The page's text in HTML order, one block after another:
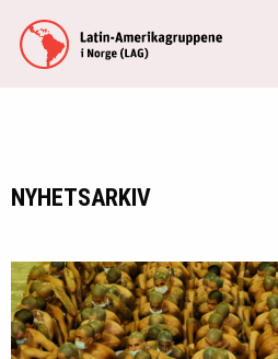
NYHETSARKIV